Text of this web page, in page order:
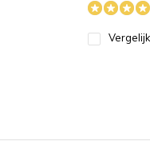
Vergelijk